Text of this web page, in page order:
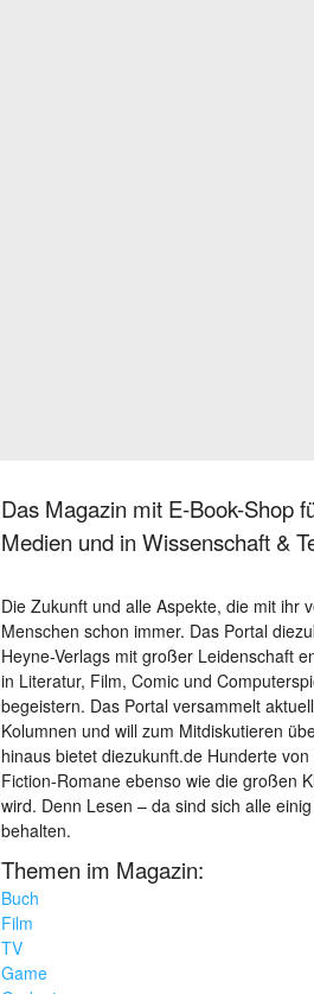
Das Magazin mit E-Book-Shop
Medien und in Wissenschaft &
Die Zukunft und alle Aspekte, die mit ihr
Menschen schon immer. Das Portal
Heyne-Verlags mit großer Leidenschaft
in Literatur, Film, Comic und
begeistern. Das Portal versammelt
Kolumnen und will zum Mitdiskutieren
hinaus bietet diezukunft.de Hunderte
Fiction-Romane ebenso wie die großen
wird. Denn Lesen – da sind sich alle
behalten.
Themen im Magazin:
Buch
Film
TV
Game